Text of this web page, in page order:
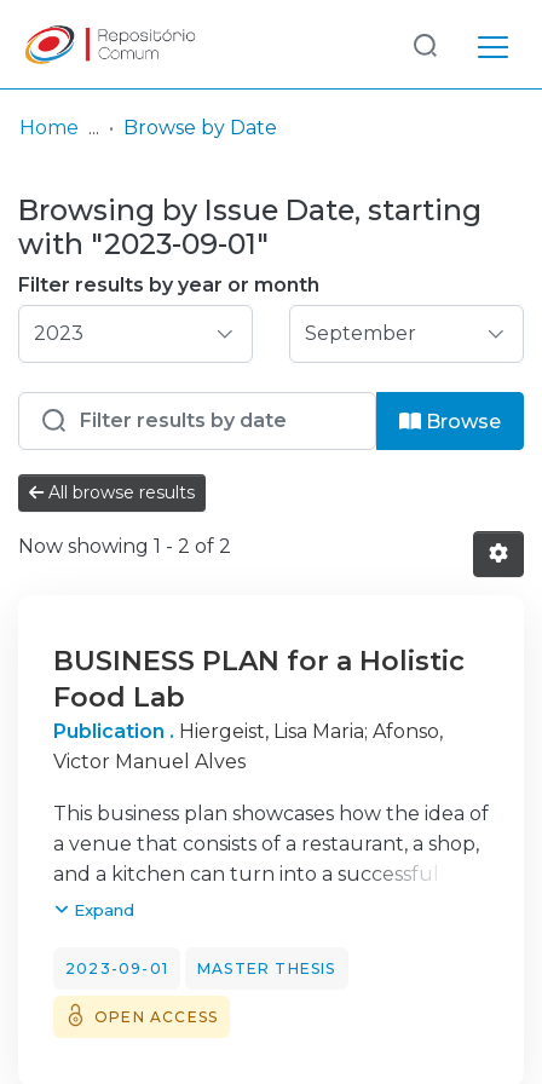
& Collections
Browse repository
Entities
Log
In
(current)
Home Browse by Date
Browsing by Issue Date, starting
with "2023-09-01"
Filter results by year or month
Browse
All browse results
Now showing 1 - 2 of 2
BUSINESS PLAN for a Holistic
Food Lab
Publication . Hiergeist, Lisa Maria; Afonso,
Victor Manuel Alves
This business plan showcases how the idea of
a venue that consists of a restaurant, a shop,
and a kitchen can turn into a successful
company. Considering several challenges
trends connected to our food systems, the
concept of the Holistic Food Lab in Lisbon
called Joyces aims at having a positive impact
Expand
2023-09-01 MASTER THESIS
OPEN ACCESS